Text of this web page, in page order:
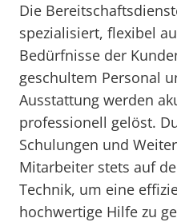
Die
spezialisiert, flexibel
Bedürfnisse der
geschultem Personal
Ausstattung werden
professionell gelöst.
Schulungen und
Mitarbeiter stets auf
Technik, um eine
hochwertige Hilfe zu